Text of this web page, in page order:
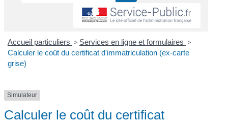
Accueil particuliers > Services en ligne et formulaires >
Calculer le coût du certificat d'immatriculation (ex-carte
grise)
Simulateur
Calculer le coût du certificat